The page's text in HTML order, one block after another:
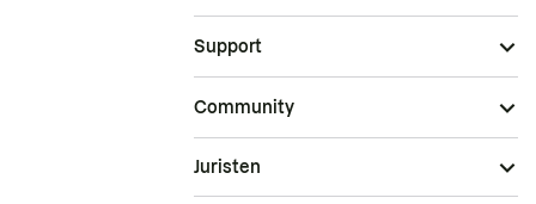
Support
Community
Juristen